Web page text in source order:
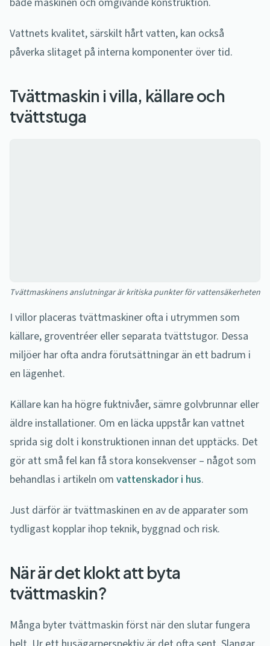
Vattnets kvalitet, särskilt hårt vatten, kan också
påverka slitaget på interna komponenter över tid.
Tvättmaskin i villa, källare och
tvättstuga
Tvättmaskinens anslutningar är kritiska punkter för vattensäkerheten
I villor placeras tvättmaskiner ofta i utrymmen som
källare, groventréer eller separata tvättstugor. Dessa
miljöer har ofta andra förutsättningar än ett badrum i
en lägenhet.
Källare kan ha högre fuktnivåer, sämre golvbrunnar eller
äldre installationer. Om en läcka uppstår kan vattnet
sprida sig dolt i konstruktionen innan det upptäcks. Det
gör att små fel kan få stora konsekvenser – något som
behandlas i artikeln om vattenskador i hus.
Just därför är tvättmaskinen en av de apparater som
tydligast kopplar ihop teknik, byggnad och risk.
När är det klokt att byta
tvättmaskin?
Många byter tvättmaskin först när den slutar fungera